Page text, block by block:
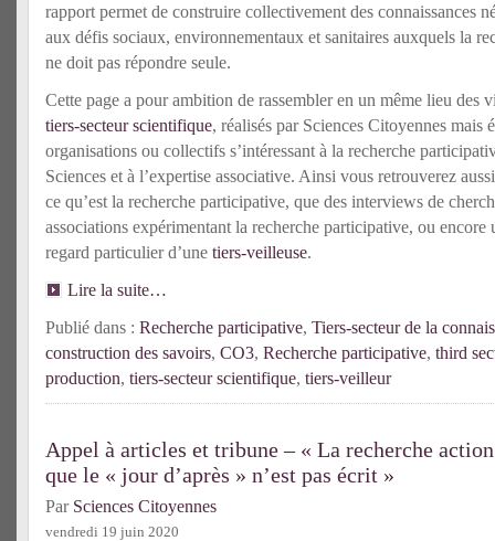
rapport permet de construire collectivement des connaissances
aux défis sociaux, environnementaux et sanitaires auxquels la
ne doit pas répondre seule.
Cette page a pour ambition de rassembler en un même lieu des
tiers-secteur scientifique, réalisés par Sciences Citoyennes mais
organisations ou collectifs s’intéressant à la recherche
Sciences et à l’expertise associative. Ainsi vous retrouverez
ce qu’est la recherche participative, que des interviews de
associations expérimentant la recherche participative, ou encore
regard particulier d’une tiers-veilleuse.
Lire la suite…
Publié dans : Recherche participative, Tiers-secteur de la
construction des savoirs, CO3, Recherche participative, third
production, tiers-secteur scientifique, tiers-veilleur
Appel à articles et tribune – « La recherche
que le « jour d’après » n’est pas écrit »
Par Sciences Citoyennes
vendredi 19 juin 2020